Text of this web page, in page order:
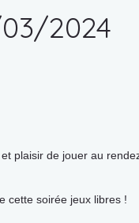
2024
plaisir de jouer au
cette soirée jeux libres !